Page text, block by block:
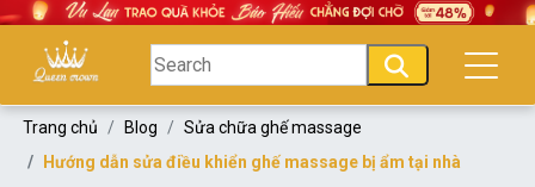
Trang chủ Blog
Sửa chữa ghế massage
Hướng dẫn sửa điều khiển ghế massage bị ẩm tại nhà